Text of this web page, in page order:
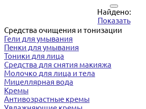
Найдено:
Показать
Средства очищения и тонизации
Гели для умывания
Пенки для умывания
Тоники для лица
Средства для снятия макияжа
Молочко для лица и тела
Мицеллярная вода
Кремы
Антивозрастные кремы